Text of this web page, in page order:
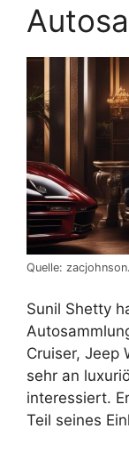
Quelle:
Sunil Shetty
Cruiser, Jeep
sehr an
interessiert.
Teil seines